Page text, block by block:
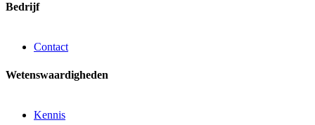
Bedrijf
Contact
Wetenswaardigheden
Kennis